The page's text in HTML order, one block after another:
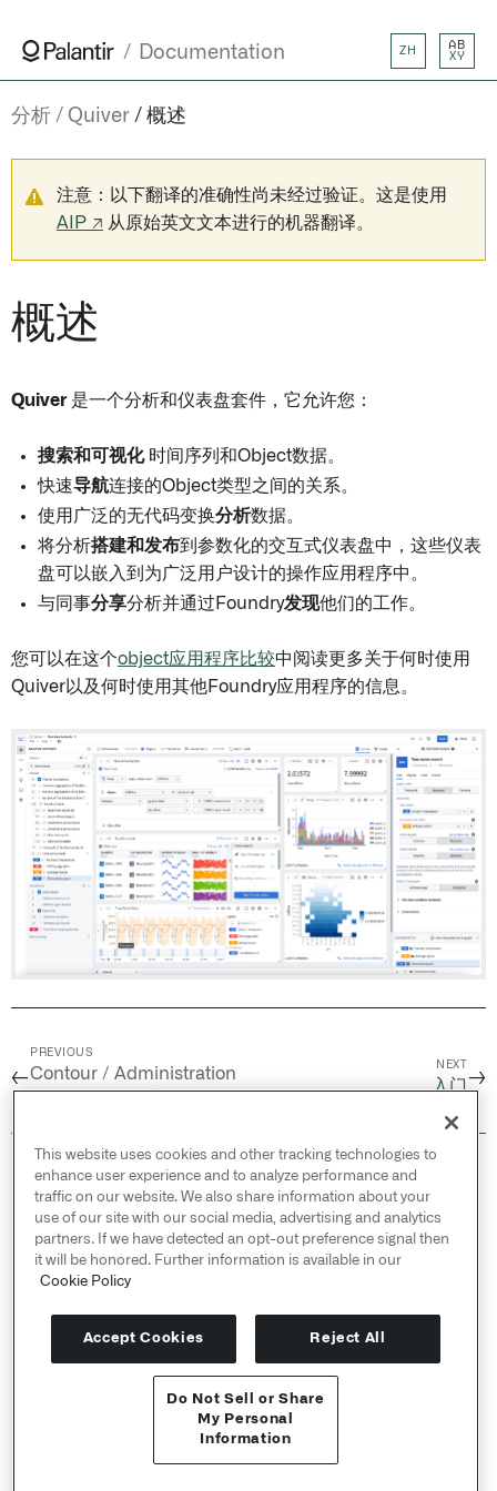
Documentation
Send feedback
ZH
AB
XY
分析 Quiver 概述
注意：以下翻译的准确性尚未经过验证。这是使用
AIP ↗ 从原始英文文本进行的机器翻译。
概述
Quiver是一个分析和仪表盘套件，它允许您：
搜索和可视化时间序列和Object数据。
快速导航连接的Object类型之间的关系。
使用广泛的无代码变换分析数据。
将分析搭建和发布到参数化的交互式仪表盘中，这些仪表
盘可以嵌入到为广泛用户设计的操作应用程序中。
与同事分享分析并通过Foundry发现他们的工作。
您可以在这个object应用程序比较中阅读更多关于何时使用
Quiver以及何时使用其他Foundry应用程序的信息。
←
PREVIOUS
Contour / Administration
NEXT
入门→
© 2026 Palantir Technologies Inc. All rights
reserved.
Cookies Statement ↗
Privacy Statement ↗
Terms of Use ↗
Do Not Sell or Share My Personal Information
This website uses cookies and other tracking technologies to
enhance user experience and to analyze performance and
traffic on our website. We also share information about your
use of our site with our social media, advertising and analytics
partners. If we have detected an opt-out preference signal then
it will be honored. Further information is available in our
Cookie Policy
Accept Cookies Reject All
Do Not Sell or Share
My Personal
Information